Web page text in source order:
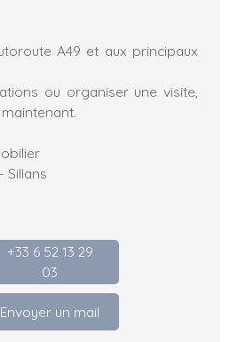
A49 et aux principaux
ou organiser une visite,
Sillans
+33 6 52 13 29
03
Envoyer un mail